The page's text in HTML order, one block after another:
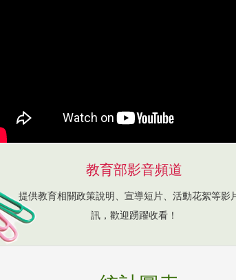
教育部影音頻道
提供教育相關政策說明、宣導短片、活動花絮等影
訊，歡迎踴躍收看！